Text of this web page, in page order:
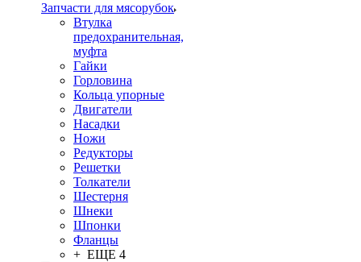
Запчасти для мясорубок
Втулка
предохранительная,
муфта
Гайки
Горловина
Кольца упорные
Двигатели
Насадки
Ножи
Редукторы
Решетки
Толкатели
Шестерня
Шнеки
Шпонки
Фланцы
+ ЕЩЕ 4